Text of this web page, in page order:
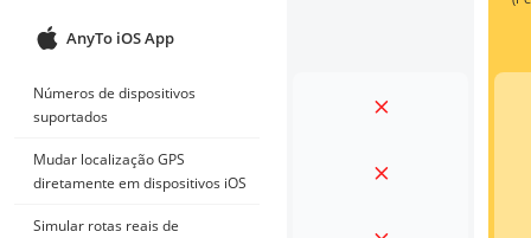
AnyTo iOS App
Números de dispositivos
suportados
Mudar localização GPS
diretamente em dispositivos iOS
Simular rotas reais de